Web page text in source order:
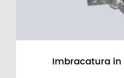
Imbracatura